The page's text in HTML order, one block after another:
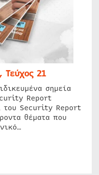
21
σημεία
Report
του Security Report
θέματα που